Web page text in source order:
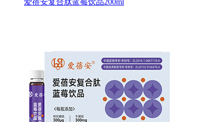
爱蓓安复合肽蓝莓饮品200ml